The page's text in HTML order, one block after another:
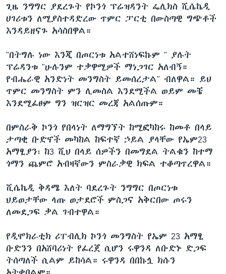
ጊዜ ንግግር ያደረጉት የኮንጎ ፕሬዝዳንት ፌሊክስ ሺሴኬዲ
ሀገሪቱን ለሚያስተዳድረው ጥምር ፓርቲ በውስጣዊ ግጭቶች
እንዳይዘናጉ አሳስበዋል።
"በትግሉ ነው እንጂ በጦርነቱ አልተሸነፍኩም " ያሉት
ፕሬዳንቱ "ሁሉንም ተቃዋሚዎች ማነጋገር አለብኝ።
የብሔራዊ አንድነት መንግስት ይመሰረታል" ብለዋል። ይህ
ጥምር መንግስት ምን ሊመስል እንደሚችል ወይም መቼ
እንደሚፈፀም ግን ዝርዝር መረጃ አልሰጡም።
በምስራቅ ኮንጎ የበላነት ለማግኘት ከሚፎካከሩ ከመቶ በላይ
ታጣቂ ቡድኖች መካከል ከፍተኛ ኃይል ያላቸው የኤም23
አማፂያን፣ ከ3 ሺህ በላይ ሰዎችን በመግደል ትልቁን ከተማ
ጎማን ጨምሮ አብዛኛውን ምስራቃዊ ክፍል ተቆጣጥረዋል።
ሺሴኬዲ ቅዳሜ እለት ባደረጉት ንግግር በጦርነቱ
ህይወታቸው ላጡ ወታደሮች ምስጋና አቅርበው ጦሩን
ለመደጋፍ ቃል ገብተዋል።
የዲሞክራቲክ ሪፐብሊክ ኮንጎ መንግስት የኤም 23 አማፂ
ቡድንን በአሸባሪነት የፈረጀ ሲሆን ሩዋንዳ ለቡድኑ ድጋፍ
ትሰጣለች ሲልም ይከሳል። ሩዋንዳ በበኩሏ ክሱን